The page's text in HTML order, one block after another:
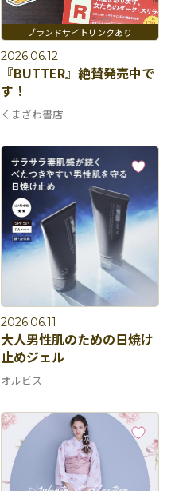
2026.06.12
『BUTTER』絶賛発売中で
す！
くまざわ書店
2026.06.11
大人男性肌のための日焼け
止めジェル
オルビス